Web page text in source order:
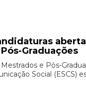
Graduações
e Pós-
Social (ESCS)